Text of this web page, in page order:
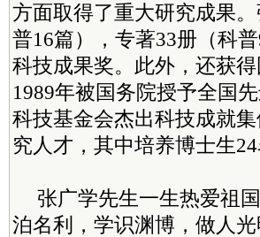
方面取得了重大研究成果
普16篇），专著33册（科
科技成果奖。此外，还获
1989年被国务院授予全国
科技基金会杰出科技成就
究人才，其中培养博士生
张广学先生一生热爱祖
泊名利，学识渊博，做人